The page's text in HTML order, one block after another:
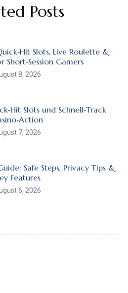
Posts
Slots, Live Roulette &
Short‑Session Gamers
8, 2026
Slots und Schnell‑Track
7, 2026
Safe Steps, Privacy Tips &
Features
6, 2026